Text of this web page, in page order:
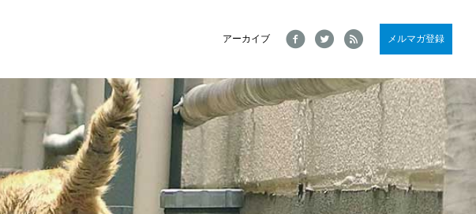
アーカイブ Facebook
Twitter
RSSメルマガ登録